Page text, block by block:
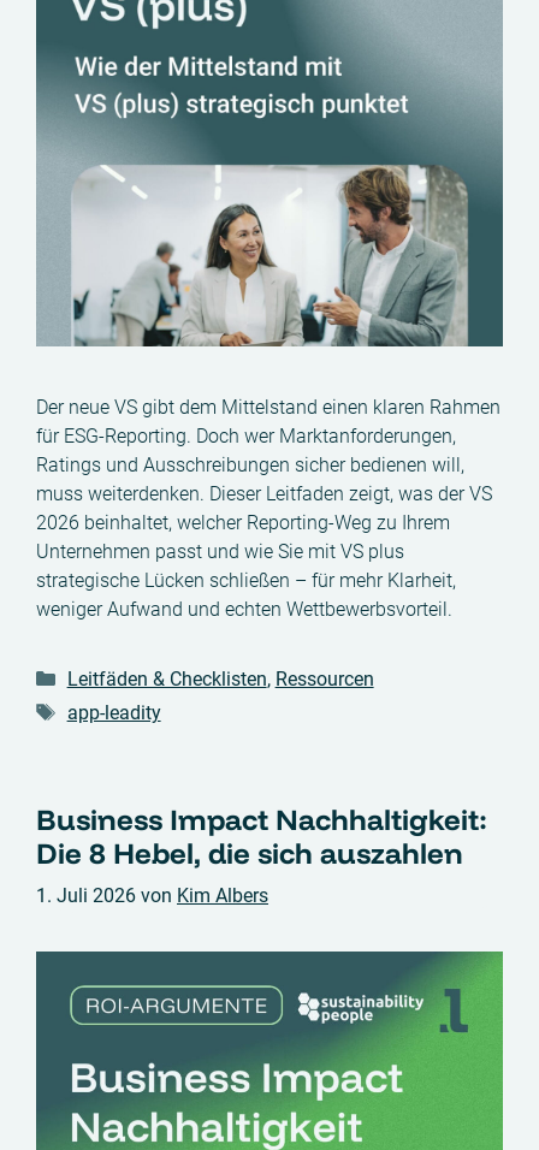
Der neue VS gibt dem Mittelstand einen klaren Rahmen
für ESG-Reporting. Doch wer Marktanforderungen,
Ratings und Ausschreibungen sicher bedienen will,
muss weiterdenken. Dieser Leitfaden zeigt, was der VS
2026 beinhaltet, welcher Reporting-Weg zu Ihrem
Unternehmen passt und wie Sie mit VS plus
strategische Lücken schließen – für mehr Klarheit,
weniger Aufwand und echten Wettbewerbsvorteil.
Kategorien
Leitfäden & Checklisten, Ressourcen
Schlagwörter
app-leadity
Business Impact Nachhaltigkeit:
Die 8 Hebel, die sich auszahlen
1. Juli 2026 von Kim Albers